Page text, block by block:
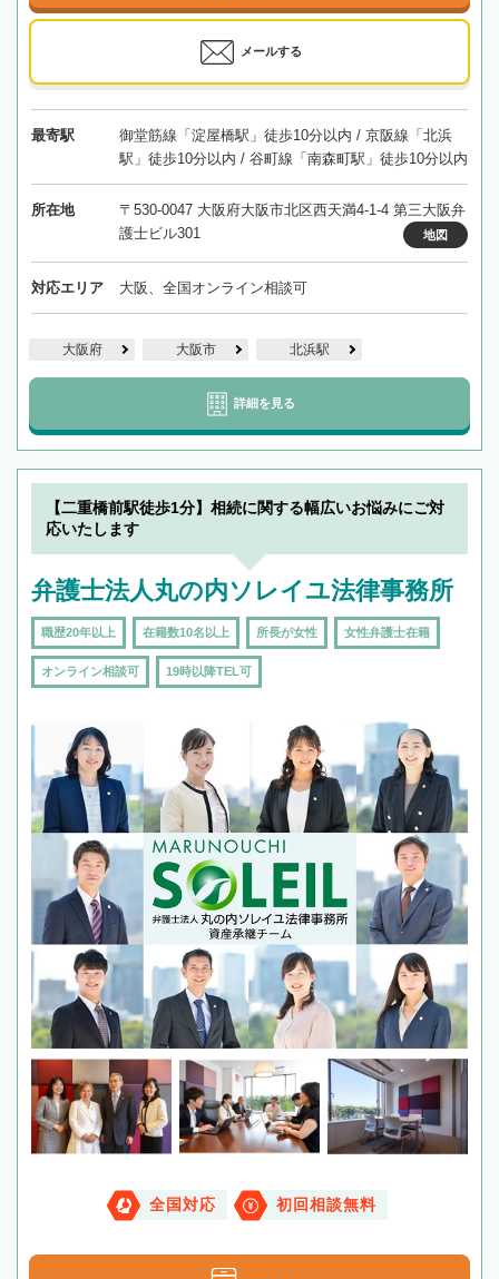
メールする
最寄駅
御堂筋線「淀屋橋駅」徒歩10分以内 / 京阪線「北浜
駅」徒歩10分以内 / 谷町線「南森町駅」徒歩10分以内
所在地
〒530-0047 大阪府大阪市北区西天満4-1-4 第三大阪弁
護士ビル301
地図
対応エリア 大阪、全国オンライン相談可
大阪府 大阪市 北浜駅
詳細を見る
【二重橋前駅徒歩1分】相続に関する幅広いお悩みにご対
応いたします
弁護士法人丸の内ソレイユ法律事務所
職歴20年以上 在籍数10名以上 所長が女性 女性弁護士在籍
オンライン相談可 19時以降TEL可
全国対応 初回相談無料